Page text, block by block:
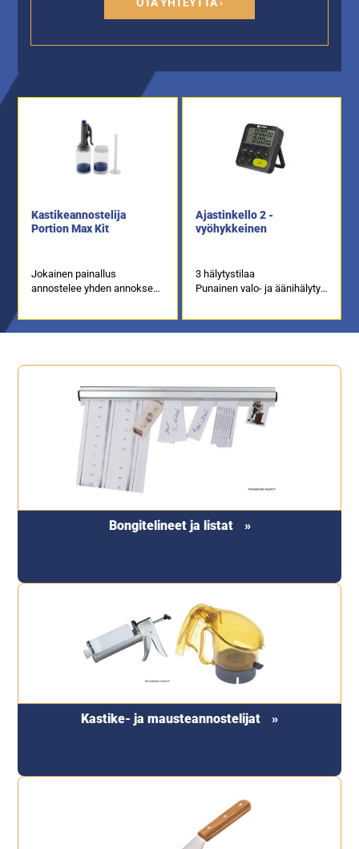
OTA YHTEYTTÄ ›
Kastikeannostelija
Portion Max Kit
Jokainen painallus
annostelee yhden annoksen,
3,75 ml, 5 ml, 7,5 ml, 10 ml,
15 ml tai 20 ml
myös ylösalaisin
Ajastinkello 2 -
vyöhykkeinen
3 hälytystilaa
Punainen valo- ja äänihälytys
mahdollisuus asettaa 2
erillistä ajastinta
Bongitelineet ja listat
Kastike- ja mausteannostelijat